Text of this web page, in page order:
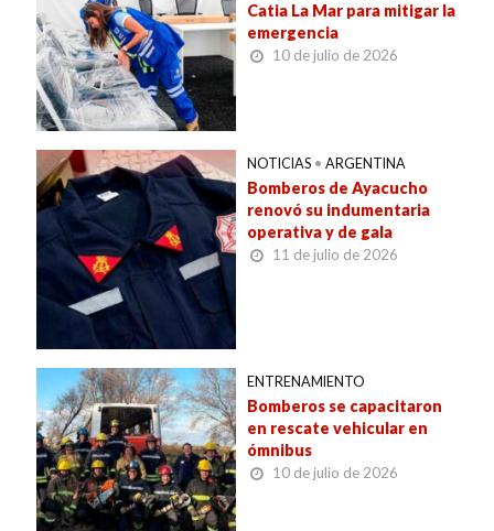
Catia La Mar para mitigar la
emergencia
10 de julio de 2026
NOTICIAS • ARGENTINA
Bomberos de Ayacucho
renovó su indumentaria
operativa y de gala
11 de julio de 2026
ENTRENAMIENTO
Bomberos se capacitaron
en rescate vehicular en
ómnibus
10 de julio de 2026